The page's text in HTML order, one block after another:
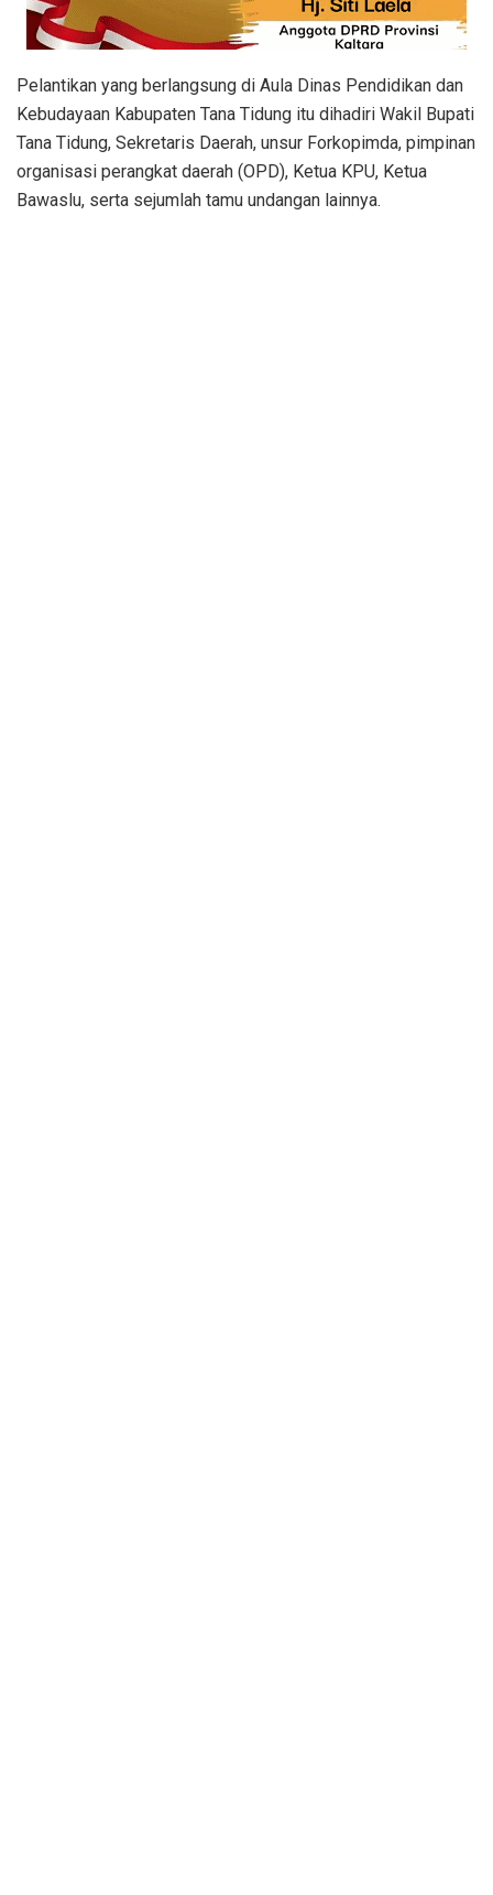
Pelantikan yang berlangsung di Aula Dinas Pendidikan dan
Kebudayaan Kabupaten Tana Tidung itu dihadiri Wakil Bupati
Tana Tidung, Sekretaris Daerah, unsur Forkopimda, pimpinan
organisasi perangkat daerah (OPD), Ketua KPU, Ketua
Bawaslu, serta sejumlah tamu undangan lainnya.